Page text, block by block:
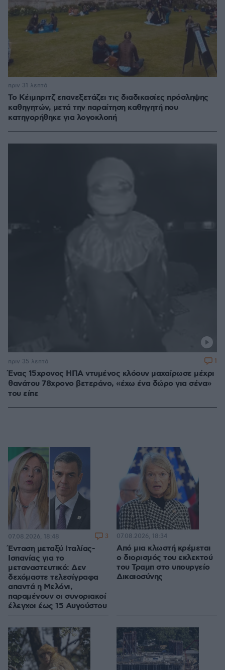
Το Κέιμπριτζ επανεξετάζει τις διαδικασίες πρόσληψης
καθηγητών, μετά την παραίτηση καθηγητή που
κατηγορήθηκε για λογοκλοπή
πριν 31 λεπτά
Ένας 15χρονος ΗΠΑ ντυμένος κλόουν μαχαίρωσε μέχρι
θανάτου 78χρονο βετεράνο, «έχω ένα δώρο για σένα»
του είπε
πριν 35 λεπτά 1
Ένταση μεταξύ Ιταλίας-
Ισπανίας για το
μεταναστευτικό: Δεν
δεχόμαστε τελεσίγραφα
απαντά η Μελόνι,
παραμένουν οι συνοριακοί
έλεγχοι έως 15 Αυγούστου
07.08.2026, 18:48 3
Από μια κλωστή κρέμεται
ο διορισμός του εκλεκτού
του Τραμπ στο υπουργείο
Δικαιοσύνης
07.08.2026, 18:34